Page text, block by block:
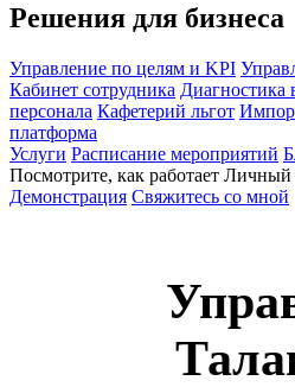
Решения для бизнеса
Управление по целям и KPI
Кабинет сотрудника Диагностика
персонала Кафетерий льгот
платформа
Услуги Расписание мероприятий
Посмотрите, как работает Личный
Демонстрация Свяжитесь со мной